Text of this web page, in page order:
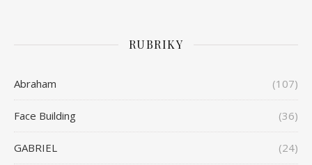
RUBRIKY
Abraham (107)
Face Building (36)
GABRIEL (24)